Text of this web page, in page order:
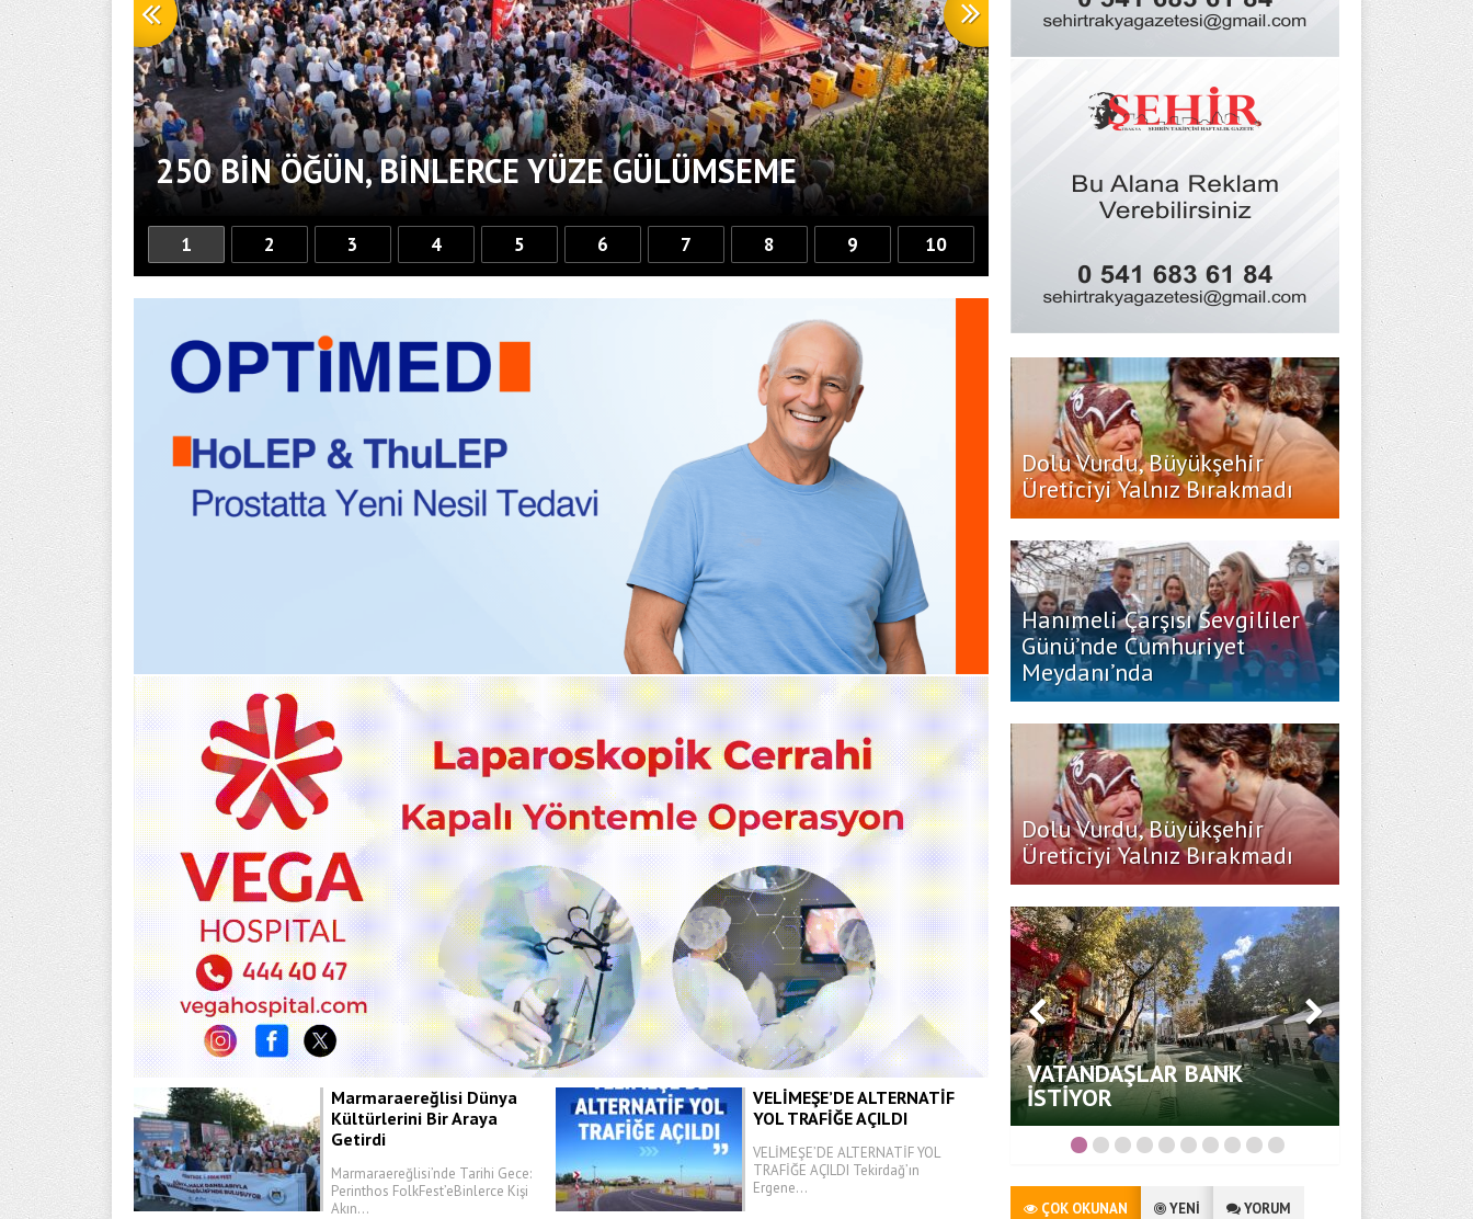
250 BİN ÖĞÜN, BİNLERCE YÜZE GÜLÜMSEME
BAŞKAN MÜGE YILDIZ TOPAK:
HİÇBİR HEMŞERİMİZİ YALNIZ
1 2 3 4 5 6 7 8 9 10
Marmaraereğlisi Dünya
Kültürlerini Bir Araya
Getirdi
Marmaraereğlisi’nde Tarihi Gece:
Perinthos FolkFest’eBinlerce Kişi
Akın...
VELİMEŞE’DE ALTERNATİF
YOL TRAFİĞE AÇILDI
VELİMEŞE’DE ALTERNATİF YOL
TRAFİĞE AÇILDI Tekirdağ’ın
Ergene...
Dolu Vurdu, Büyükşehir
Üreticiyi Yalnız Bırakmadı
Hanımeli Çarşısı Sevgililer
Günü’nde Cumhuriyet
Meydanı’nda
Dolu Vurdu, Büyükşehir
Üreticiyi Yalnız Bırakmadı
Başkan Yüksel Soydaş
Milletvekili Sezgin Mehmet
ve maiyetini ağırladı
VATANDAŞLAR BANK
İSTİYOR
İtfaiye
kuruluş
ÇOK OKUNAN YENİ YORUM